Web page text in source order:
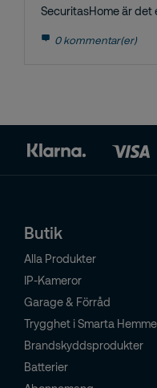
SecuritasHome är det
0 kommentar(er)
Butik
Alla Produkter
IP-Kameror
Garage & Förråd
Trygghet i Smarta
Brandskyddsprodukter
Batterier